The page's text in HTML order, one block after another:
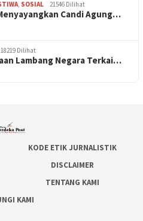
SOSIAL 21546 Dilihat
Candi Agung…
18219 Dilihat
Lambang Negara Terkai…
KODE ETIK JURNALISTIK
DISCLAIMER
TENTANG KAMI
KAMI